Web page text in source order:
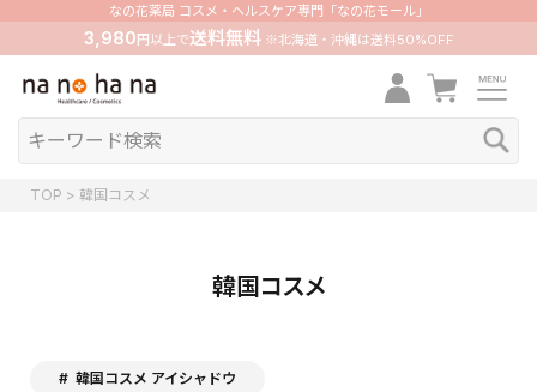
なの花薬局 コスメ・ヘルスケア専門「なの花モール」
3,980 円以上で送料無料※北海道・沖縄は送料50%OFF
TOP 韓国コスメ
韓国コスメ
韓国コスメ アイシャドウ